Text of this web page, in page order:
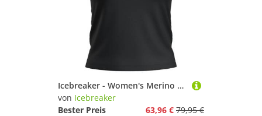
Icebreaker - Women's Merino 200 Tech Lite S/S Crop Slim Tee - Merinoshirt Gr L schwarz
von Icebreaker
Bester Preis
63,96 € 79,95 €